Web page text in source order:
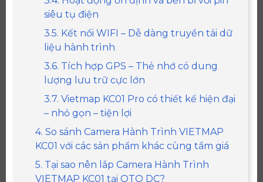
siêu tụ điện
3.5. Kết nối WIFI – Dễ dàng truyền tải dữ
liệu hành trình
3.6. Tích hợp GPS – Thẻ nhớ có dung
lượng lưu trữ cực lớn
3.7. Vietmap KC01 Pro có thiết kế hiện đại
– nhỏ gọn – tiện lợi
4. So sánh Camera Hành Trình VIETMAP
KC01 với các sản phẩm khác cùng tầm giá
5. Tại sao nên lắp Camera Hành Trình
VIETMAP KC01 tại OTO DC?